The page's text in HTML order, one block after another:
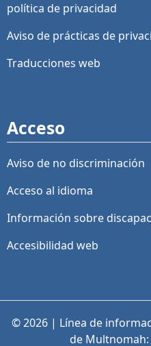
política de privacidad
Aviso de prácticas de
Traducciones web
Acceso
Aviso de no discriminación
Acceso al idioma
Información sobre
Accesibilidad web
© 2026 | Línea de
de Multnomah: